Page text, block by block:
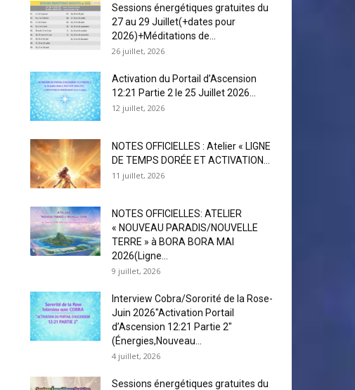
Sessions énergétiques gratuites du
27 au 29 Juillet(+dates pour
2026)+Méditations de...
26 juillet, 2026
Activation du Portail d’Ascension
12:21 Partie 2 le 25 Juillet 2026...
12 juillet, 2026
NOTES OFFICIELLES : Atelier « LIGNE
DE TEMPS DORÉE ET ACTIVATION...
11 juillet, 2026
NOTES OFFICIELLES: ATELIER
« NOUVEAU PARADIS/NOUVELLE
TERRE » à BORA BORA MAI
2026(Ligne...
9 juillet, 2026
Interview Cobra/Sororité de la Rose-
Juin 2026″Activation Portail
d’Ascension 12:21 Partie 2″
(Énergies,Nouveau...
4 juillet, 2026
Sessions énergétiques gratuites du